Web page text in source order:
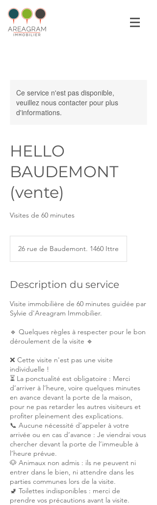
Ce service n'est pas disponible,
veuillez nous contacter pour plus
d'informations.
HELLO
BAUDEMONT
(vente)
Visites de 60 minutes
26 rue de Baudemont. 1460 Ittre
Description du service
Visite immobilière de 60 minutes guidée par
Sylvie d'Areagram Immobilier.
🔹 Quelques règles à respecter pour le bon
déroulement de la visite 🔹
❌ Cette visite n'est pas une visite
individuelle !
⏳ La ponctualité est obligatoire : Merci
d’arriver à l’heure, voire quelques minutes
en avance devant la porte de la maison,
pour ne pas retarder les autres visiteurs et
profiter pleinement des explications.
📞 Aucune nécessité d’appeler à votre
arrivée ou en cas d’avance : Je viendrai vous
chercher devant la porte de l’immeuble à
l’heure prévue.
🐶 Animaux non admis : ils ne peuvent ni
entrer dans le bien, ni attendre dans les
parties communes lors de la visite.
🚽 Toilettes indisponibles : merci de
prendre vos précautions avant la visite.